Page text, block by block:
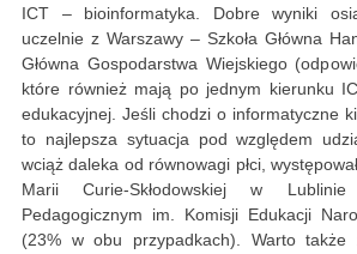
ICT – bioinformatyka. Dobre wyniki
uczelnie z Warszawy – Szkoła Główna
Główna Gospodarstwa Wiejskiego
które również mają po jednym kierunku
edukacyjnej. Jeśli chodzi o informatyczne
to najlepsza sytuacja pod względem
wciąż daleka od równowagi płci,
Marii Curie-Skłodowskiej w
Pedagogicznym im. Komisji Edukacji
(23% w obu przypadkach). Warto także